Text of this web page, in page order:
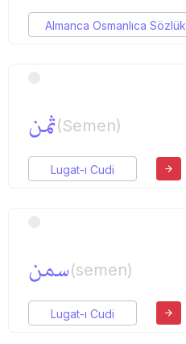
Almanca Osmanlıca Sözlük
ثمن(Semen)
Lugat-ı Cudi
سمن(semen)
Lugat-ı Cudi